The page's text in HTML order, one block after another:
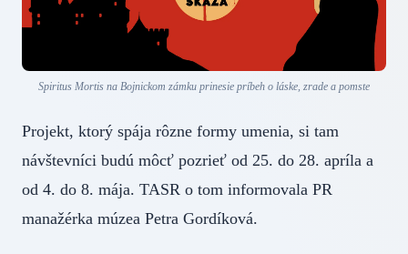
Spiritus Mortis na Bojnickom zámku prinesie príbeh o láske, zrade a pomste
Projekt, ktorý spája rôzne formy umenia, si tam
návštevníci budú môcť pozrieť od 25. do 28. apríla a
od 4. do 8. mája. TASR o tom informovala PR
manažérka múzea Petra Gordíková.